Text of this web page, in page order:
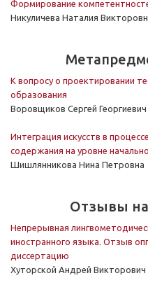
Формирование
Никуличева Наталия
К вопросу о проектировании
образования
Воровщиков Сергей Георгиевич
Интеграция искусств в
содержания на уровне
Шишлянникова Нина Петровна
Отзывы на
Непрерывная
иностранного языка. Отзыв
диссертацию
Хуторской Андрей Викторович